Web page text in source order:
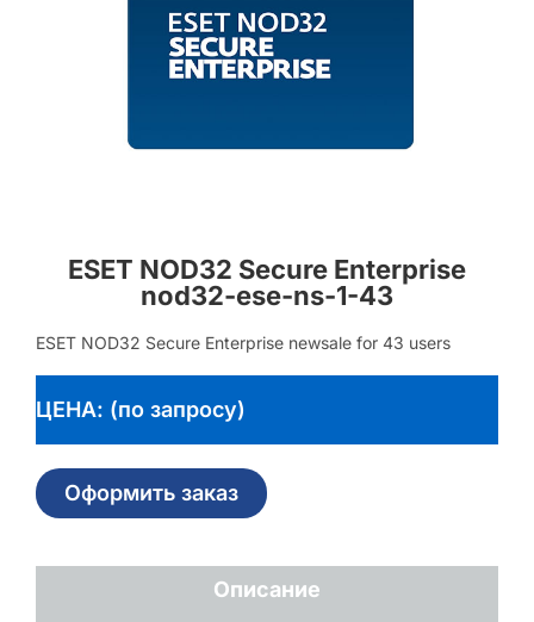
ESET NOD32 Secure Enterprise
nod32-ese-ns-1-43
ESET NOD32 Secure Enterprise newsale for 43 users
ЦЕНА: (по запросу)
Оформить заказ
Описание